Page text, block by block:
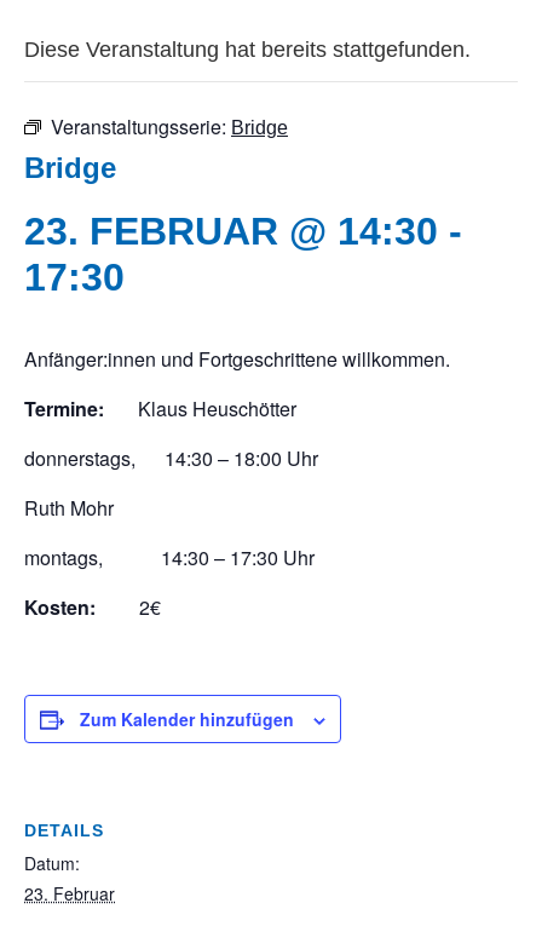
Diese Veranstaltung hat bereits stattgefunden.
Veranstaltungsserie: Bridge
Bridge
23. FEBRUAR @ 14:30 -
17:30
Anfänger:innen und Fortgeschrittene willkommen.
Termine: Klaus Heuschötter
donnerstags, 14:30 – 18:00 Uhr
Ruth Mohr
montags, 14:30 – 17:30 Uhr
Kosten: 2€
Zum Kalender hinzufügen
DETAILS
Datum:
23. Februar